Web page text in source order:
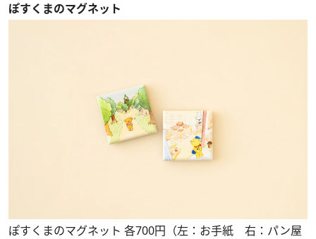
ぽすくまのマグネット
ぽすくまのマグネット 各700円（左：お手紙 右：パン屋